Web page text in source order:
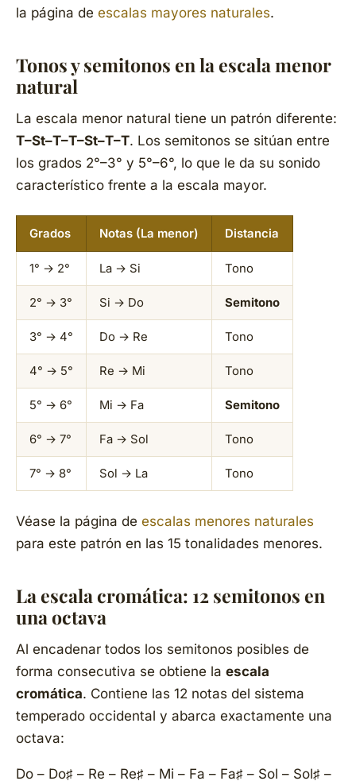
la página de escalas mayores naturales.
Tonos y semitonos en la escala menor
natural
La escala menor natural tiene un patrón diferente:
T–St–T–T–St–T–T. Los semitonos se sitúan entre
los grados 2°–3° y 5°–6°, lo que le da su sonido
característico frente a la escala mayor.
Grados Notas (La menor) Distancia
1° → 2° La → Si Tono
2° → 3° Si → Do Semitono
3° → 4° Do → Re Tono
4° → 5° Re → Mi Tono
5° → 6° Mi → Fa Semitono
6° → 7° Fa → Sol Tono
7° → 8° Sol → La Tono
Véase la página de escalas menores naturales
para este patrón en las 15 tonalidades menores.
La escala cromática: 12 semitonos en
una octava
Al encadenar todos los semitonos posibles de
forma consecutiva se obtiene la escala
cromática. Contiene las 12 notas del sistema
temperado occidental y abarca exactamente una
octava:
Do – Do♯ – Re – Re♯ – Mi – Fa – Fa♯ – Sol – Sol♯ –